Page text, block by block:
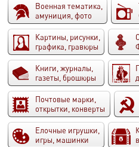
Военная тематика,
амуниция, фото
Картины, рисунки,
графика, гравюры
Книги, журналы,
газеты, брошюры
Почтовые марки,
открытки, конверты
Елочные игрушки,
игры, машинки